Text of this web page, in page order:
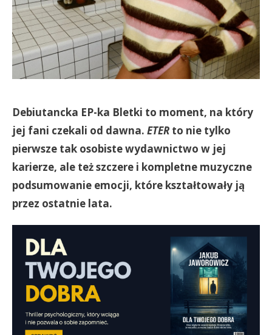
Debiutancka EP-ka Bletki to moment, na który
jej fani czekali od dawna. ETER to nie tylko
pierwsze tak osobiste wydawnictwo w jej
karierze, ale też szczere i kompletne muzyczne
podsumowanie emocji, które kształtowały ją
przez ostatnie lata.